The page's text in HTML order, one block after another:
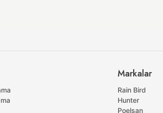
Markalar
Rain Bird
Hunter
Poelsan